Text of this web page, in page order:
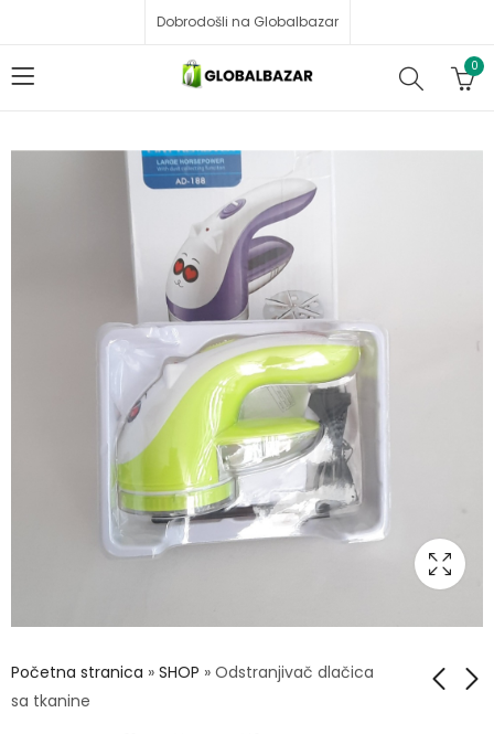
Dobrodošli na Globalbazar
0
Početna stranica » SHOP » Odstranjivač dlačica
sa tkanine